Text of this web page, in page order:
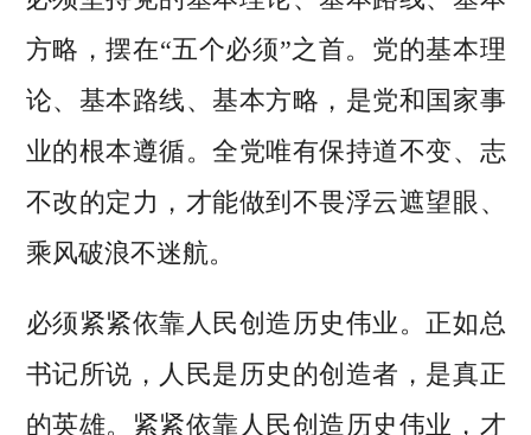
方略，摆在“五个必须”之首。党的基本理
论、基本路线、基本方略，是党和国家事
业的根本遵循。全党唯有保持道不变、志
不改的定力，才能做到不畏浮云遮望眼、
乘风破浪不迷航。
必须紧紧依靠人民创造历史伟业。正如总
书记所说，人民是历史的创造者，是真正
的英雄。紧紧依靠人民创造历史伟业，才